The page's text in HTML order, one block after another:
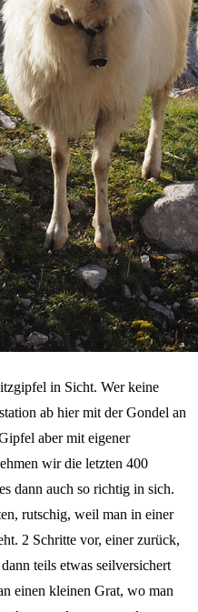
in Sicht. Wer keine
ab hier mit der Gondel an
aber mit eigener
wir die letzten 400
dann auch so richtig in sich.
rutschig, weil man in einer
2 Schritte vor, einer zurück,
teils etwas seilversichert
einen kleinen Grat, wo man